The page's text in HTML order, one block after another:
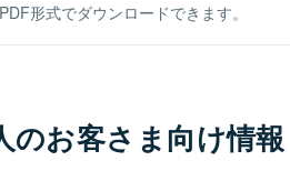
形式でダウンロードできます。
のお客さま向け情報